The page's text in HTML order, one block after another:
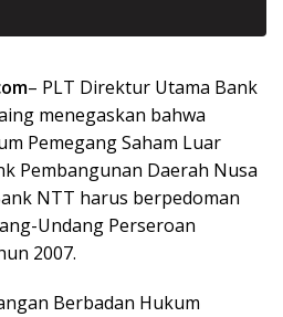
– PLT Direktur Utama Bank
menegaskan bahwa
Pemegang Saham Luar
Pembangunan Daerah Nusa
NTT harus berpedoman
Undang Perseroan
2007.
Berbadan Hukum